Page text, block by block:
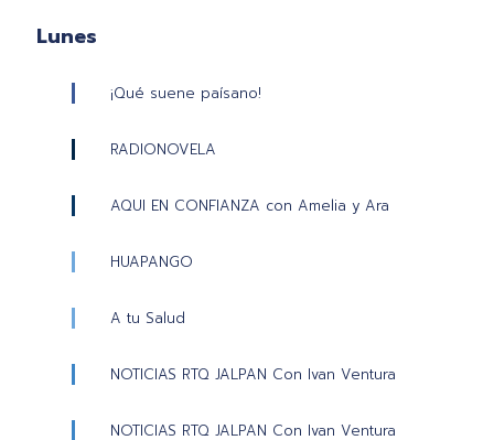
Lunes
¡Qué suene paísano!
RADIONOVELA
AQUI EN CONFIANZA con Amelia y Ara
HUAPANGO
A tu Salud
NOTICIAS RTQ JALPAN Con Ivan Ventura
NOTICIAS RTQ JALPAN Con Ivan Ventura